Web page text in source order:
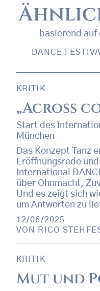
basierend auf
DANCE
KRITIK
„Across
Start des
München
Das Konzept Tanz
Eröffnungsrede
International
über Ohnmacht,
Und es zeigt sich
um Antworten zu
12/06/2025
VON
RICO
KRITIK
Mut und